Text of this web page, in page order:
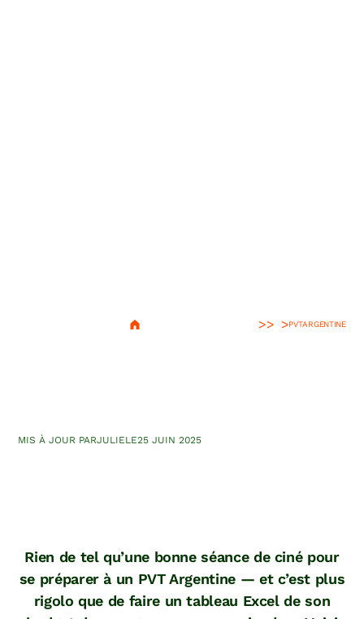
> PVTARGENTINE
MIS À JOUR PARJULIELE25 JUIN 2025
Rien de tel qu’une bonne séance de ciné pour
se préparer à un PVT Argentine — et c’est plus
rigolo que de faire un tableau Excel de son